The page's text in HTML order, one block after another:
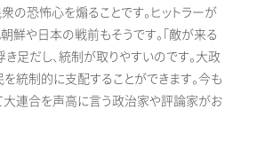
の恐怖心を煽ることです。ヒットラーが
鮮や日本の戦前もそうです。「敵が来る
足だし、統制が取りやすいのです。大政
統制的に支配することができます。今も
大連合を声高に言う政治家や評論家がお